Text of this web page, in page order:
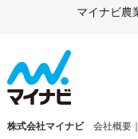
マイナビ農
株式会社マイナビ 会社概要